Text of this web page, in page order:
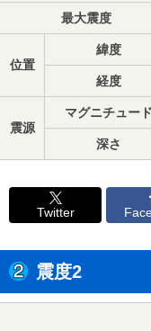
最大震度
位置
緯度
経度
震源
マグニチュード
深さ
Twitter
震度2